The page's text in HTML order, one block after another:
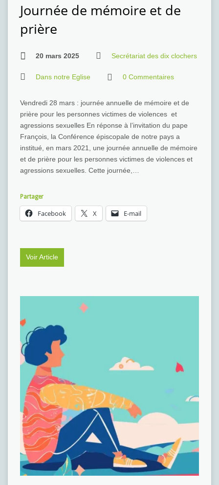
Journée de mémoire et de
prière
20 mars 2025 Secrétariat des dix clochers
Dans notre Eglise 0 Commentaires
Vendredi 28 mars : journée annuelle de mémoire et de
prière pour les personnes victimes de violences et
agressions sexuelles En réponse à l’invitation du pape
François, la Conférence épiscopale de notre pays a
institué, en mars 2021, une journée annuelle de mémoire
et de prière pour les personnes victimes de violences et
agressions sexuelles. Cette journée,…
Partager
Facebook X E-mail
Voir Article